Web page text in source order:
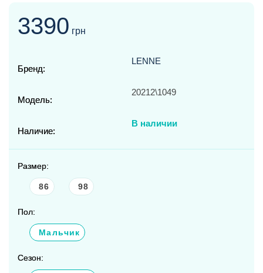
3390 грн
Бренд:
LENNE
Модель:
20212\1049
Наличие:
В наличии
Размер:
86 98
Пол:
Мальчик
Сезон: